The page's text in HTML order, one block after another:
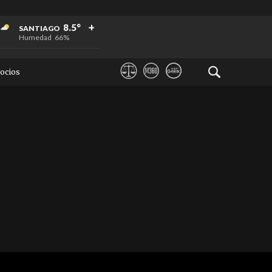
SANTIAGO 8.5°
Humedad 66%
+
+
+